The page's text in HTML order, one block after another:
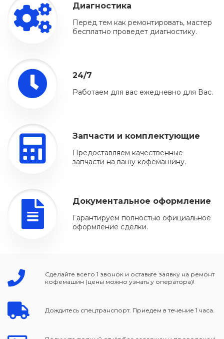
Диагностика
Перед тем как ремонтировать, мастер
бесплатно проведет диагностику.
24/7
Работаем для вас ежедневно для Вас.
Запчасти и комплектующие
Предоставляем качественные
запчасти на вашу кофемашину.
Документальное оформление
Гарантируем полностью официальное
оформление сделки.
Сделайте всего 1 звонок и оставьте заявку на ремонт
кофемашин (цены можно узнать у оператора)!
Дождитесь спецтранспорт. Приедем в течение 1 часа.